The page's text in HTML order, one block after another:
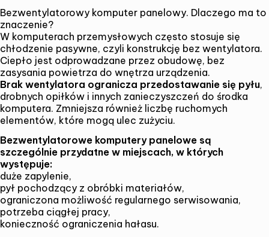
Bezwentylatorowy komputer panelowy. Dlaczego ma to
znaczenie?
W komputerach przemysłowych często stosuje się
chłodzenie pasywne, czyli konstrukcję bez wentylatora.
Ciepło jest odprowadzane przez obudowę, bez
zasysania powietrza do wnętrza urządzenia.
Brak wentylatora ogranicza przedostawanie się pyłu,
drobnych opiłków i innych zanieczyszczeń do środka
komputera. Zmniejsza również liczbę ruchomych
elementów, które mogą ulec zużyciu.
Bezwentylatorowe komputery panelowe są
szczególnie przydatne w miejscach, w których
występuje:
duże zapylenie,
pył pochodzący z obróbki materiałów,
ograniczona możliwość regularnego serwisowania,
potrzeba ciągłej pracy,
konieczność ograniczenia hałasu.